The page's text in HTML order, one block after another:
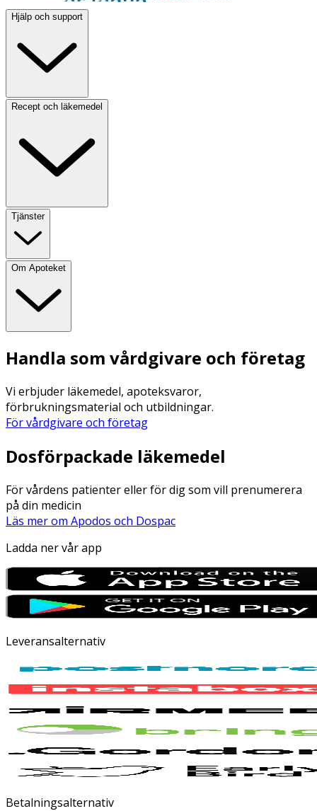
Hjälp och support
Recept och läkemedel
Tjänster
Om Apoteket
Handla som vårdgivare och företag
Vi erbjuder läkemedel, apoteksvaror,
förbrukningsmaterial och utbildningar.
För vårdgivare och företag
Dosförpackade läkemedel
För vårdens patienter eller för dig som vill prenumerera
på din medicin
Läs mer om Apodos och Dospac
Ladda ner vår app
Leveransalternativ
Betalningsalternativ